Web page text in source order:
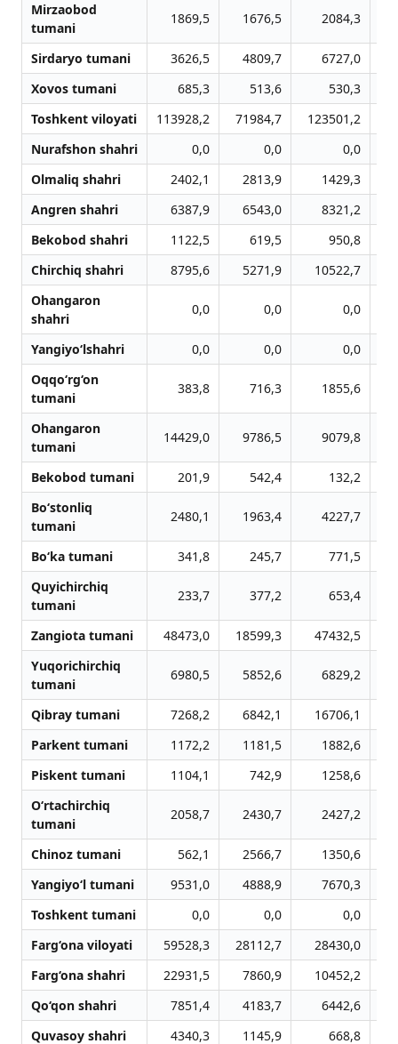
Mirzaobod
tumani
1869,5 1676,5 2084,3
Sirdaryo tumani 3626,5 4809,7 6727,0
Xovos tumani
685,3 513,6
530,3
Toshkent viloyati
113928,2 71984,7 123501,2
Nurafshon shahri
0,0 0,0
0,0
Olmaliq shahri
2402,1 2813,9
1429,3
Angren shahri
6387,9 6543,0
8321,2
Bekobod shahri
1122,5 619,5
950,8
Chirchiq shahri
8795,6 5271,9
10522,7
Ohangaron
shahri
0,0 0,0 0,0
Yangiyo‘lshahri 0,0 0,0
0,0
Oqqo‘rg‘on
tumani
383,8 716,3 1855,6
Ohangaron
tumani
14429,0 9786,5 9079,8
Bekobod tumani 201,9 542,4
132,2
Bo‘stonliq
tumani
2480,1 1963,4 4227,7
Bo‘ka tumani 341,8 245,7
771,5
Quyichirchiq
tumani
233,7 377,2 653,4
Zangiota tumani 48473,0 18599,3 47432,5
Yuqorichirchiq
tumani
6980,5 5852,6 6829,2
Qibray tumani 7268,2 6842,1 16706,1
Parkent tumani
1172,2 1181,5
1882,6
Piskent tumani
1104,1 742,9
1258,6
O‘rtachirchiq
tumani
2058,7 2430,7 2427,2
Chinoz tumani 562,1 2566,7
1350,6
Yangiyo‘l tumani
9531,0 4888,9 7670,3
Toshkent tumani
0,0 0,0
0,0
Farg‘ona viloyati
59528,3 28112,7 28430,0
Farg‘ona shahri
22931,5 7860,9
10452,2
Qo‘qon shahri
7851,4 4183,7
6442,6
Quvasoy shahri
4340,3 1145,9 668,8